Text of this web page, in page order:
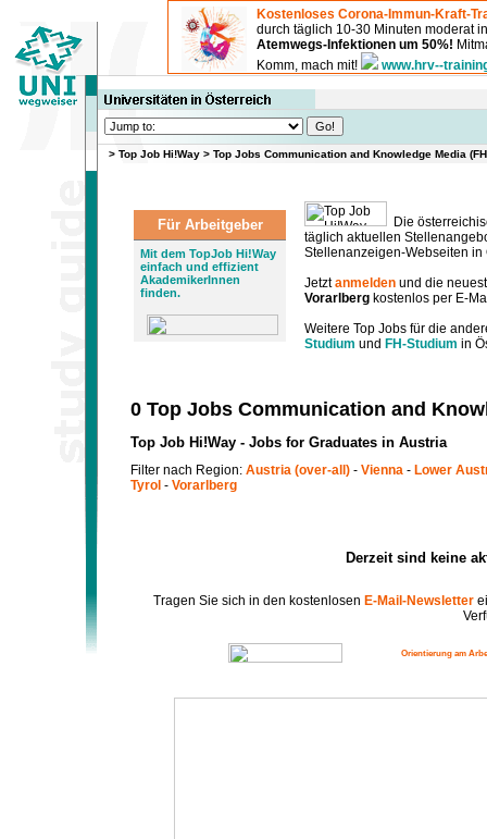
Kostenloses Corona-Immun-Kraft-
durch täglich 10-30 Minuten moderat
Atemwegs-Infektionen um 50%!
Komm, mach mit!
www.hrv--
> Top Job Hi!Way > Top Jobs Communication and Knowledge Media
Für Arbeitgeber
Mit dem TopJob Hi!Way
einfach und effizient
AkademikerInnen
finden.
Die
täglich aktuellen
Stellenanzeigen-Webseiten in
Jetztanmelden und die
Vorarlberg kostenlos per E-
Weitere Top Jobs für die
Studium und FH-Studium in
0 Top Jobs Communication and
Top Job Hi!Way - Jobs for Graduates in Austria
Filter nach Region: Austria (over-all) - Vienna - Lower
Tyrol - Vorarlberg
Derzeit sind keine
Tragen Sie sich in den kostenlosen E-Mail-Newsletter
Orientierung am